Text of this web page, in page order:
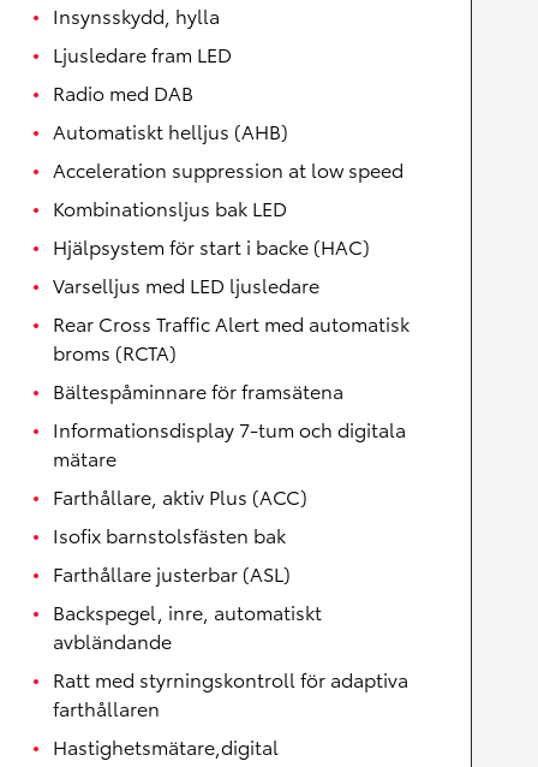
Insynsskydd, hylla
Ljusledare fram LED
Radio med DAB
Automatiskt helljus (AHB)
Acceleration suppression at low speed
Kombinationsljus bak LED
Hjälpsystem för start i backe (HAC)
Varselljus med LED ljusledare
Rear Cross Traffic Alert med automatisk
broms (RCTA)
Bältespåminnare för framsätena
Informationsdisplay 7-tum och digitala
mätare
Farthållare, aktiv Plus (ACC)
Isofix barnstolsfästen bak
Farthållare justerbar (ASL)
Backspegel, inre, automatiskt
avbländande
Ratt med styrningskontroll för adaptiva
farthållaren
Hastighetsmätare,digital